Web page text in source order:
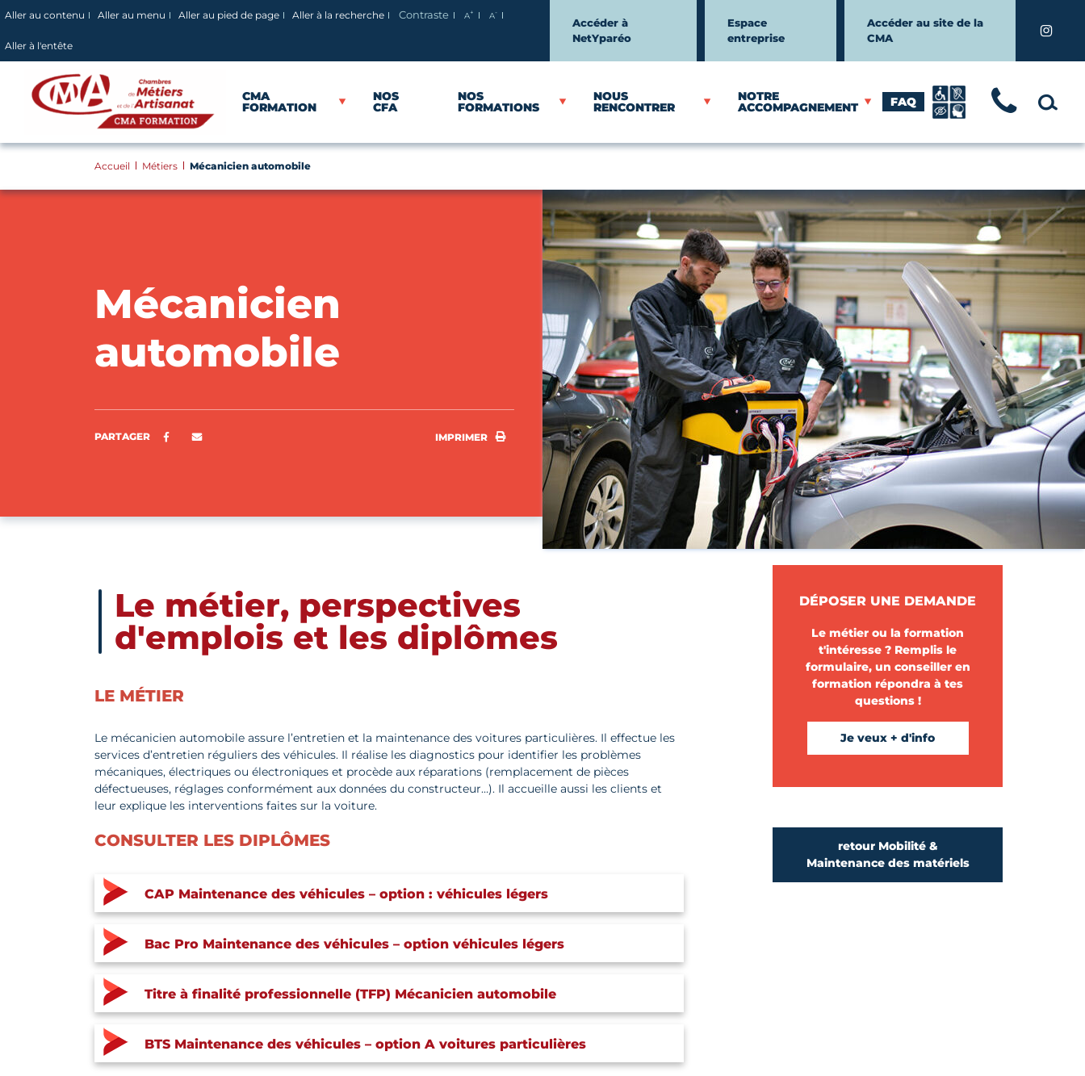
Panneau de gestion des cookies
Aller au contenu Aller au menu Aller au pied de page Aller à la recherche Contraste A+
Agrandir le texte
A-
Réduire le texte
Aller à l'entête
Accéder à
NetYparéo
Espace
entreprise
Accéder au site de la
CMA
CMA
FORMATION
NOS
CFA
NOS
FORMATIONS
NOUS
RENCONTRER
NOTRE
ACCOMPAGNEMENT FAQ
Accueil Métiers Mécanicien automobile
Mécanicien
automobile
PARTAGER Partager sur Facebook IMPRIMER IMPRIMER
Le métier, perspectives
d'emplois et les diplômes
LE MÉTIER
Le mécanicien automobile assure l’entretien et la maintenance des voitures particulières. Il effectue les
services d’entretien réguliers des véhicules. Il réalise les diagnostics pour identifier les problèmes
mécaniques, électriques ou électroniques et procède aux réparations (remplacement de pièces
défectueuses, réglages conformément aux données du constructeur…). Il accueille aussi les clients et
leur explique les interventions faites sur la voiture.
CONSULTER LES DIPLÔMES
CAP Maintenance des véhicules – option : véhicules légers
Bac Pro Maintenance des véhicules – option véhicules légers
Titre à finalité professionnelle (TFP) Mécanicien automobile
BTS Maintenance des véhicules – option A voitures particulières
DÉPOSER UNE DEMANDE
Le métier ou la formation
t'intéresse ? Remplis le
formulaire, un conseiller en
formation répondra à tes
questions !
Je veux + d'info
retour Mobilité &
Maintenance des matériels